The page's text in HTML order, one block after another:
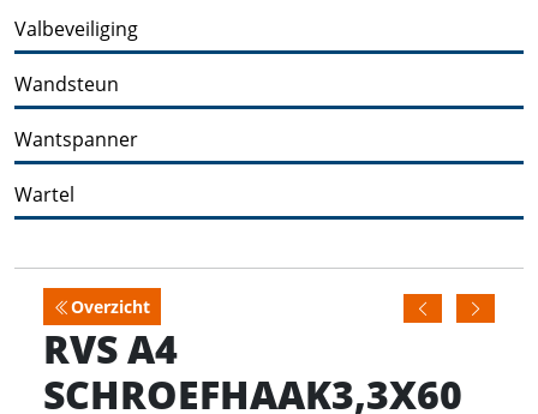
Valbeveiliging
Wandsteun
Wantspanner
Wartel
Overzicht
RVS A4
SCHROEFHAAK3,3X60